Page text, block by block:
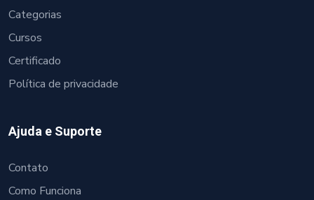
Categorias
Cursos
Certificado
Política de privacidade
Ajuda e Suporte
Contato
Como Funciona